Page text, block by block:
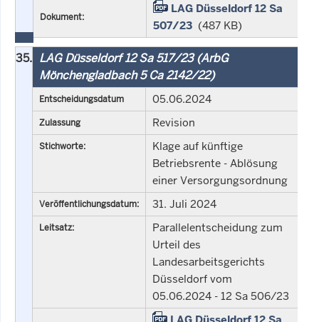
Dokument:
LAG Düsseldorf 12 Sa
507/23 (487 KB)
35. LAG Düsseldorf 12 Sa 517/23 (ArbG
Mönchengladbach 5 Ca 2142/22)
Entscheidungsdatum 05.06.2024
Zulassung Revision
Stichworte:
Klage auf künftige
Betriebsrente - Ablösung
einer Versorgungsordnung
Veröffentlichungsdatum: 31. Juli 2024
Leitsatz:
Parallelentscheidung zum
Urteil des
Landesarbeitsgerichts
Düsseldorf vom
05.06.2024 - 12 Sa 506/23
LAG Düsseldorf 12 Sa